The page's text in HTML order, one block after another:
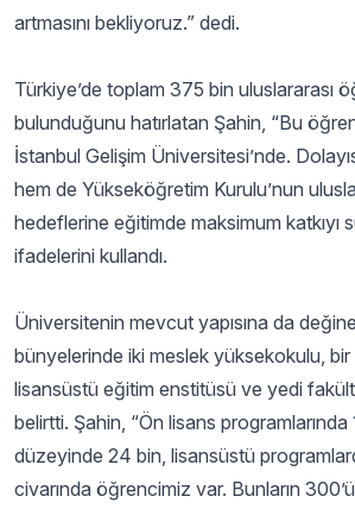
artmasını bekliyoruz.” dedi.
Türkiye’de toplam 375 bin uluslararası
bulunduğunu hatırlatan Şahin, “Bu
İstanbul Gelişim Üniversitesi’nde.
hem de Yükseköğretim Kurulu’nun
hedeflerine eğitimde maksimum katkıyı
ifadelerini kullandı.
Üniversitenin mevcut yapısına da
bünyelerinde iki meslek yüksekokulu,
lisansüstü eğitim enstitüsü ve yedi
belirtti. Şahin, “Ön lisans programlarında
düzeyinde 24 bin, lisansüstü
civarında öğrencimiz var. Bunların